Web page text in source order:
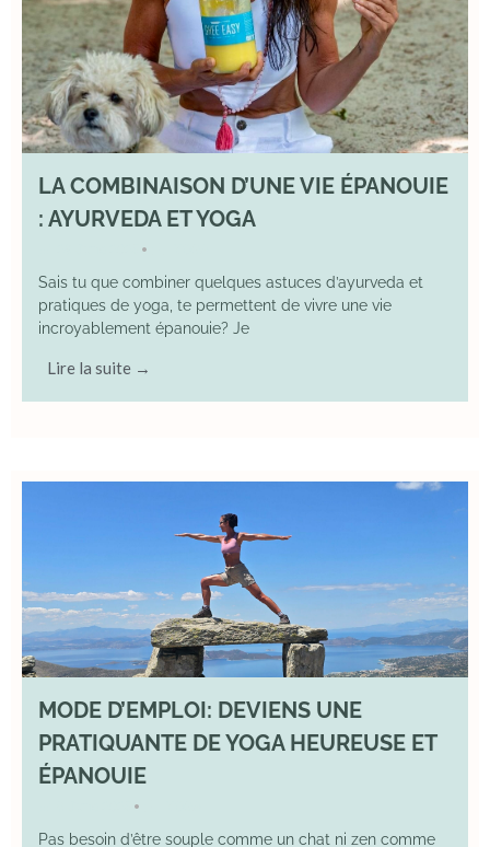
LA COMBINAISON D’UNE VIE ÉPANOUIE
: AYURVEDA ET YOGA
•
Sais tu que combiner quelques astuces d’ayurveda et
pratiques de yoga, te permettent de vivre une vie
incroyablement épanouie? Je
Lire la suite →
MODE D’EMPLOI: DEVIENS UNE
PRATIQUANTE DE YOGA HEUREUSE ET
ÉPANOUIE
•
Pas besoin d’être souple comme un chat ni zen comme